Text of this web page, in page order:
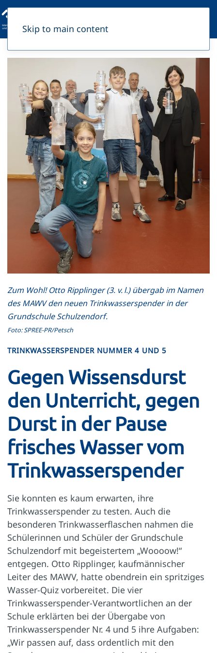
Skip to main content
Zum Wohl! Otto Ripplinger (3. v. l.) übergab im Namen
des MAWV den neuen Trinkwasserspender in der
Grundschule Schulzendorf.
Foto: SPREE-PR/Petsch
TRINKWASSERSPENDER NUMMER 4 UND 5
Gegen Wissensdurst
den Unterricht, gegen
Durst in der Pause
frisches Wasser vom
Trinkwasserspender
Sie konnten es kaum erwarten, ihre
Trinkwasserspender zu testen. Auch die
besonderen Trinkwasserflaschen nahmen die
Schülerinnen und Schüler der Grundschule
Schulzendorf mit begeistertem „Woooow!“
entgegen. Otto Ripplinger, kaufmännischer
Leiter des MAWV, hatte obendrein ein spritziges
Wasser-Quiz vorbereitet. Die vier
Trinkwasserspender-Verantwortlichen an der
Schule erklärten bei der Übergabe von
Trinkwasserspender Nr. 4 und 5 ihre Aufgaben:
„Wir passen auf, dass ordentlich mit den